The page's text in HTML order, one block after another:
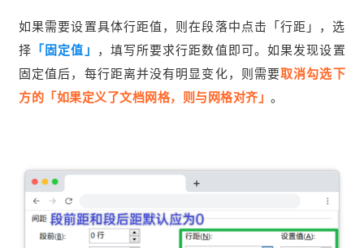
如果需要设置具体行距值，则在段落中点击「行距」，选
择 「固定值」
，填写所要求行距数值即可。如果发现设置
固定值后，每行距离并没有明显变化，则需要取消勾选下
方的「如果定义了文档网格，则与网格对齐」 。